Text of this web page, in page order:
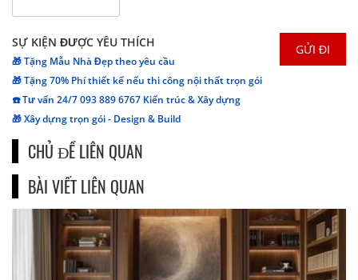
SỰ KIỆN ĐƯỢC YÊU THÍCH
🎁 Tặng Mẫu Nhà Đẹp theo yêu cầu
🎁 Tặng 70% Phí thiết kế nếu thi công nội thất trọn gói
☎️ Tư vấn 24/7 093 889 6767 Kiến trúc & Xây dựng
🎁 Xây dựng trọn gói - Design & Build
CHỦ ĐỀ LIÊN QUAN
BÀI VIẾT LIÊN QUAN